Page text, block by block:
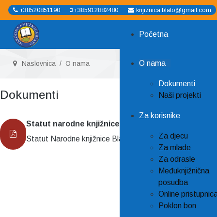
+38520851190 +385912882480 knjiznica.blato@gmail.com
Početna
O nama
Dokumenti
Naši projekti
Za korisnike
Za djecu
Za mlade
Za odrasle
Međuknjižnična
posudba
Online
Poklon bon
Naslovnica O nama
Dokumenti
Statut narodne knjižnice Blato
Statut Narodne knjižnice Blato objavljen je u